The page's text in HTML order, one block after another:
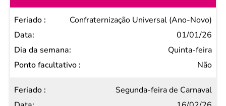
Feriado
Data
Dia da
semana
facultativo
Confraternização Universal (Ano-Novo)
01/01/26
Quinta-feira
Não
Segunda-feira de Carnaval